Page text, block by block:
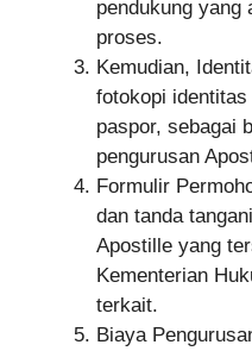
pendukung yang
proses.
Kemudian,
fotokopi
paspor, sebagai
pengurusan
Formulir
dan tanda
Apostille yang
Kementerian
terkait.
Biaya